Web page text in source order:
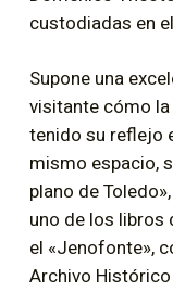
custodiadas en
Supone una
visitante cómo
tenido su reflejo
mismo espacio,
plano de
uno de los libros
el «Jenofonte»,
Archivo